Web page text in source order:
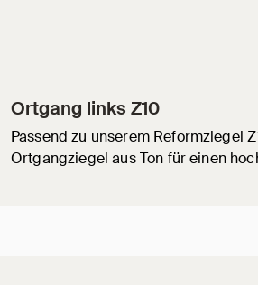
Ortgang links Z10
Passend zu unserem Reformziegel
Ortgangziegel aus Ton für einen